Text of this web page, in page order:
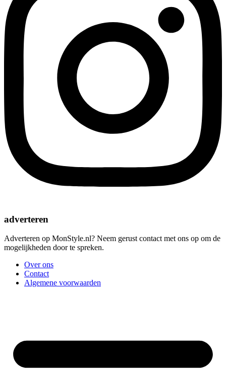
adverteren
Adverteren op MonStyle.nl? Neem gerust contact met ons op om de
mogelijkheden door te spreken.
Over ons
Contact
Algemene voorwaarden